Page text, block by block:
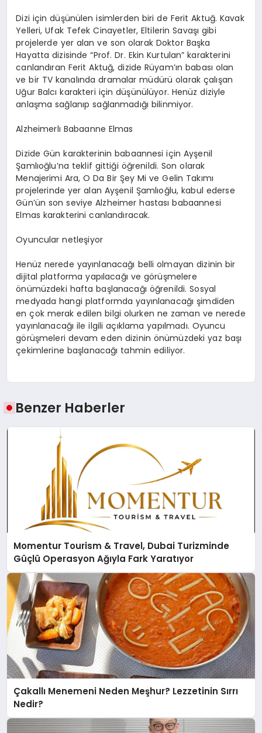
Dizi için düşünülen isimlerden biri de Ferit Aktuğ. Kavak
Yelleri, Ufak Tefek Cinayetler, Eltilerin Savaşı gibi
projelerde yer alan ve son olarak Doktor Başka
Hayatta dizisinde “Prof. Dr. Ekin Kurtulan” karakterini
canlandıran Ferit Aktuğ, dizideRüyam’ın babası olan
ve bir TV kanalında dramalar müdürü olarak çalışan
Uğur Balcı karakteri için düşünülüyor. Henüz diziyle
anlaşma sağlanıp sağlanmadığı bilinmiyor.
Alzheimerlı Babaanne Elmas
Dizide Gün karakterinin babaannesi için Ayşenil
Şamlıoğlu’na teklif gittiği öğrenildi. Son olarak
Menajerimi Ara, O Da Bir Şey Mi ve Gelin Takımı
projelerinde yer alan Ayşenil Şamlıoğlu, kabul ederse
Gün’ün son seviyeAlzheimer hastası babaannesi
Elmas karakterini canlandıracak.
Oyuncular netleşiyor
Henüz nerede yayınlanacağı belli olmayan dizinin bir
dijital platforma yapılacağı ve görüşmelere
önümüzdeki hafta başlanacağı öğrenildi. Sosyal
medyada hangi platformda yayınlanacağı şimdiden
en çok merak edilen bilgi olurken ne zaman ve nerede
yayınlanacağı ile ilgili açıklama yapılmadı. Oyuncu
görüşmeleri devam eden dizinin önümüzdeki yaz başı
çekimlerine başlanacağı tahmin ediliyor.
Benzer Haberler
Momentur Tourism & Travel, Dubai Turizminde
Güçlü Operasyon Ağıyla Fark Yaratıyor
Çakallı Menemeni Neden Meşhur? Lezzetinin Sırrı
Nedir?